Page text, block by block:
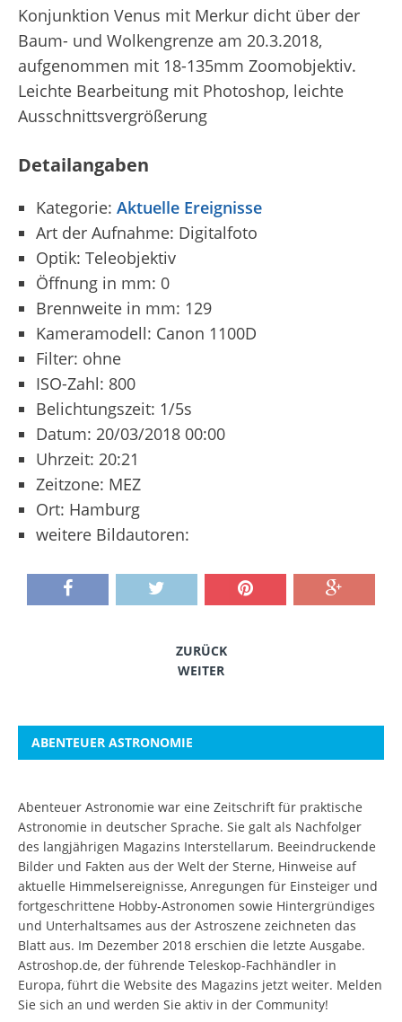
Konjunktion Venus mit Merkur dicht über der
Baum- und Wolkengrenze am 20.3.2018,
aufgenommen mit 18-135mm Zoomobjektiv.
Leichte Bearbeitung mit Photoshop, leichte
Ausschnittsvergrößerung
Detailangaben
Kategorie: Aktuelle Ereignisse
Art der Aufnahme: Digitalfoto
Optik: Teleobjektiv
Öffnung in mm: 0
Brennweite in mm: 129
Kameramodell: Canon 1100D
Filter: ohne
ISO-Zahl: 800
Belichtungszeit: 1/5s
Datum: 20/03/2018 00:00
Uhrzeit: 20:21
Zeitzone: MEZ
Ort: Hamburg
weitere Bildautoren:
ZURÜCK
WEITER
ABENTEUER ASTRONOMIE
Abenteuer Astronomie war eine Zeitschrift für praktische
Astronomie in deutscher Sprache. Sie galt als Nachfolger
des langjährigen Magazins Interstellarum. Beeindruckende
Bilder und Fakten aus der Welt der Sterne, Hinweise auf
aktuelle Himmelsereignisse, Anregungen für Einsteiger und
fortgeschrittene Hobby-Astronomen sowie Hintergründiges
und Unterhaltsames aus der Astroszene zeichneten das
Blatt aus. Im Dezember 2018 erschien die letzte Ausgabe.
Astroshop.de, der führende Teleskop-Fachhändler in
Europa, führt die Website des Magazins jetzt weiter. Melden
Sie sich an und werden Sie aktiv in der Community!